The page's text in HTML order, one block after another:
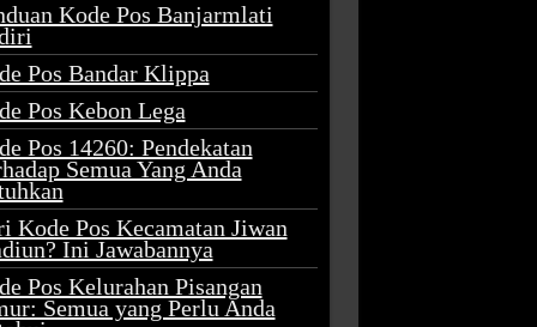
Kode Pos Banjarmlati
Pos Bandar Klippa
Pos Kebon Lega
Pos 14260: Pendekatan
Semua Yang Anda
Kode Pos Kecamatan Jiwan
Ini Jawabannya
Pos Kelurahan Pisangan
Semua yang Perlu Anda